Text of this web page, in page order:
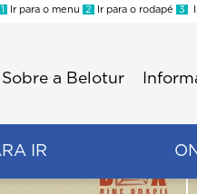
1 Ir para o menu 2 Ir para o rodapé 3
Sobre a Belotur
IR